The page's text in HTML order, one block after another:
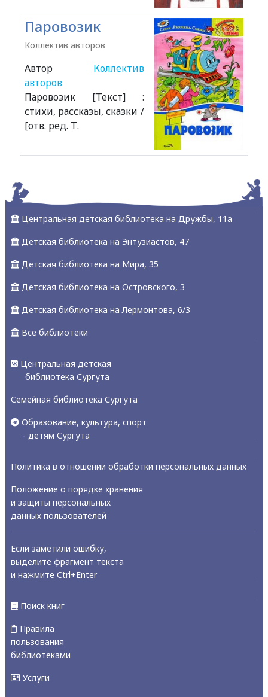
Паровозик
Коллектив авторов
Автор Коллектив
авторов
Паровозик [Текст] :
стихи, рассказы, сказки /
[отв. ред. Т.
Центральная детская библиотека на Дружбы, 11а
Детская библиотека на Энтузиастов, 47
Детская библиотека на Мира, 35
Детская библиотека на Островского, 3
Детская библиотека на Лермонтова, 6/3
Все библиотеки
Центральная детская
библиотека Сургута
Семейная библиотека Сургута
Образование, культура, спорт
- детям Сургута
Политика в отношении обработки персональных данных
Положение о порядке хранения
и защиты персональных
данных пользователей
Если заметили ошибку,
выделите фрагмент текста
и нажмите Ctrl+Enter
Поиск книг
Правила
пользования
библиотеками
Услуги